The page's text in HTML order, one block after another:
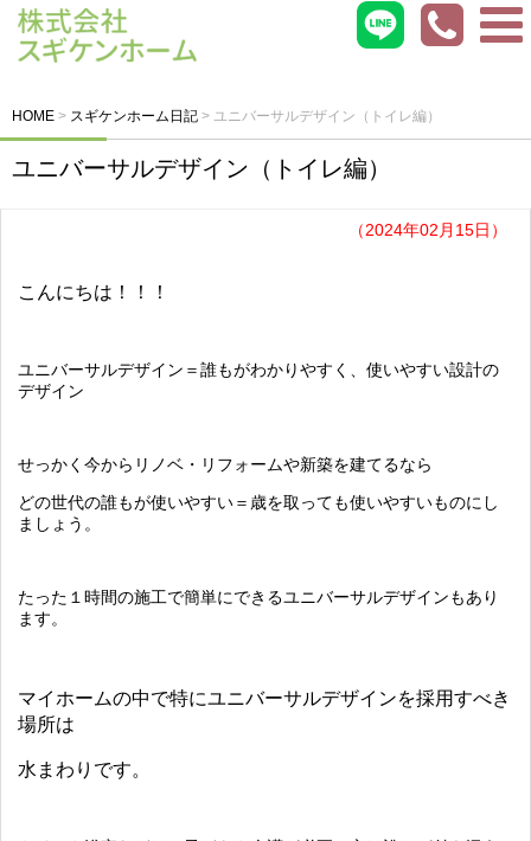
HOME > スギケンホーム日記 > ユニバーサルデザイン（トイレ編）
ユニバーサルデザイン（トイレ編）
（2024年02月15日）
こんにちは！！！
ユニバーサルデザイン＝誰もがわかりやすく、使いやすい設計の
デザイン
せっかく今からリノベ・リフォームや新築を建てるなら
どの世代の誰もが使いやすい＝歳を取っても使いやすいものにし
ましょう。
たった１時間の施工で簡単にできるユニバーサルデザインもあり
ます。
マイホームの中で特にユニバーサルデザインを採用すべき
場所は
水まわりです。